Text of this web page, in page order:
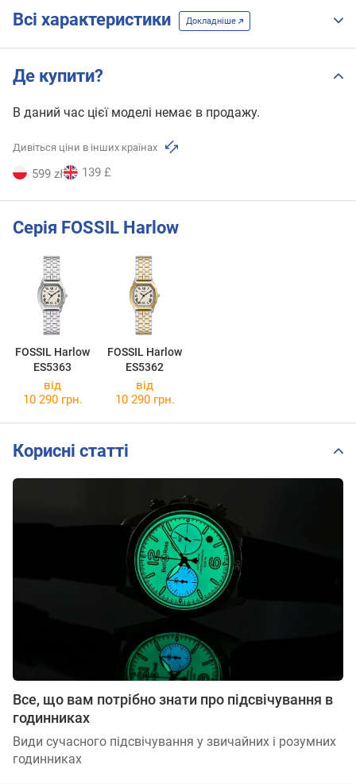
Всі характеристики Докладніше
Де купити?
В даний час цієї моделі немає в продажу.
Дивіться ціни в інших країнах
599 zł 139 £
Серія FOSSIL Harlow
FOSSIL Harlow
ES5363
FOSSIL Harlow
ES5362
від
10 290 грн.
від
10 290 грн.
Корисні статті
Все, що вам потрібно знати про підсвічування в
годинниках
Види сучасного підсвічування у звичайних і розумних
годинниках